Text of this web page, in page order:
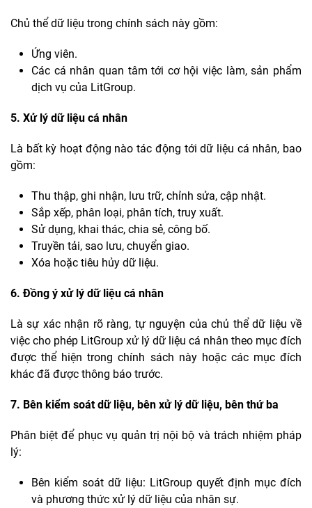
Chủ thể dữ liệu trong chính sách này gồm:
Ứng viên.
Các cá nhân quan tâm tới cơ hội việc làm, sản phẩm
dịch vụ của LitGroup.
5. Xử lý dữ liệu cá nhân
Là bất kỳ hoạt động nào tác động tới dữ liệu cá nhân, bao
gồm:
Thu thập, ghi nhận, lưu trữ, chỉnh sửa, cập nhật.
Sắp xếp, phân loại, phân tích, truy xuất.
Sử dụng, khai thác, chia sẻ, công bố.
Truyền tải, sao lưu, chuyển giao.
Xóa hoặc tiêu hủy dữ liệu.
6. Đồng ý xử lý dữ liệu cá nhân
Là sự xác nhận rõ ràng, tự nguyện của chủ thể dữ liệu về
việc cho phép LitGroup xử lý dữ liệu cá nhân theo mục đích
được thể hiện trong chính sách này hoặc các mục đích
khác đã được thông báo trước.
7. Bên kiểm soát dữ liệu, bên xử lý dữ liệu, bên thứ ba
Phân biệt để phục vụ quản trị nội bộ và trách nhiệm pháp
lý:
Bên kiểm soát dữ liệu: LitGroup quyết định mục đích
và phương thức xử lý dữ liệu của nhân sự.